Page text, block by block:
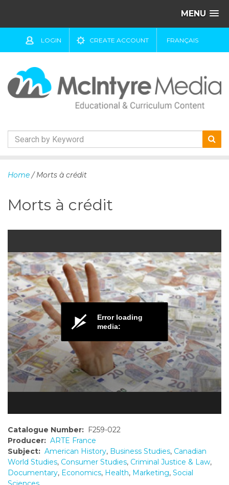
MENU
LOGIN CREATE ACCOUNT FRANÇAIS
k
t
e
n
t
Home / Morts à crédit
Morts à crédit
Error loading
media:
Catalogue Number: F259-022
Producer: ARTE France
Subject: American History, Business Studies, Canadian
World Studies, Consumer Studies, Criminal Justice & Law,
Documentary, Economics, Health, Marketing, Social